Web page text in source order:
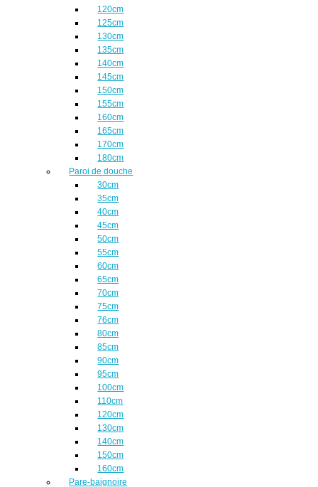
120cm
125cm
130cm
135cm
140cm
145cm
150cm
155cm
160cm
165cm
170cm
180cm
Paroi de douche
30cm
35cm
40cm
45cm
50cm
55cm
60cm
65cm
70cm
75cm
76cm
80cm
85cm
90cm
95cm
100cm
110cm
120cm
130cm
140cm
150cm
160cm
Pare-baignoire